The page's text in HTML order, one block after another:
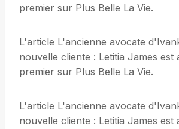
premier sur Plus Belle La Vie.
L'article L'ancienne avocate
nouvelle cliente : Letitia James est
premier sur Plus Belle La Vie.
L'article L'ancienne avocate
nouvelle cliente : Letitia James est